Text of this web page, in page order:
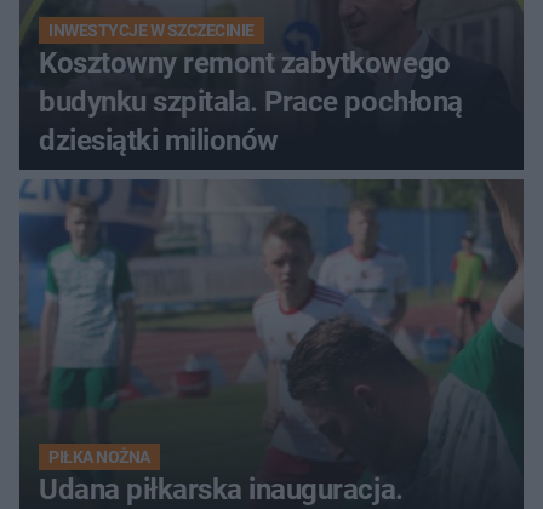
INWESTYCJE W SZCZECINIE
Kosztowny remont zabytkowego
budynku szpitala. Prace pochłoną
dziesiątki milionów
PIŁKA NOŻNA
Udana piłkarska inauguracja.